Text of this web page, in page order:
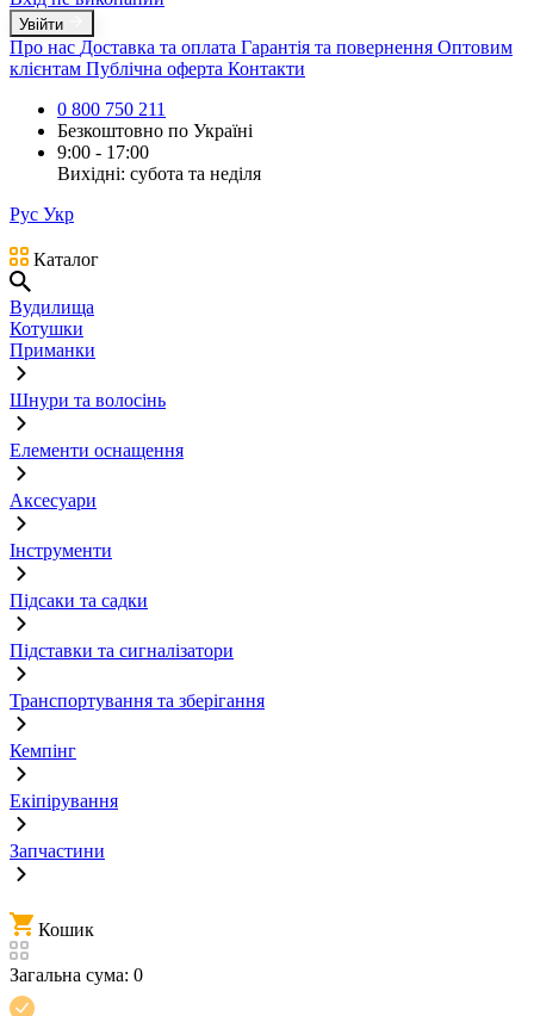
Увійти
Про нас Доставка та оплата Гарантія та повернення Оптовим
клієнтам Публічна оферта Контакти
0 800 750 211
Безкоштовно по Україні
9:00 - 17:00
Вихідні: субота та неділя
Рус Укр
Каталог
Вудилища
Котушки
Приманки
Шнури та волосінь
Елементи оснащення
Аксесуари
Інструменти
Підсаки та садки
Підставки та сигналізатори
Транспортування та зберігання
Кемпінг
Екіпірування
Запчастини
Кошик
Загальна сума: 0